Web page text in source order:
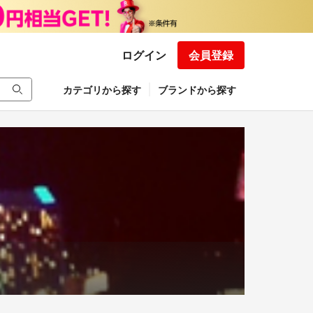
ログイン 会員登録
カテゴリから探す ブランドから探す